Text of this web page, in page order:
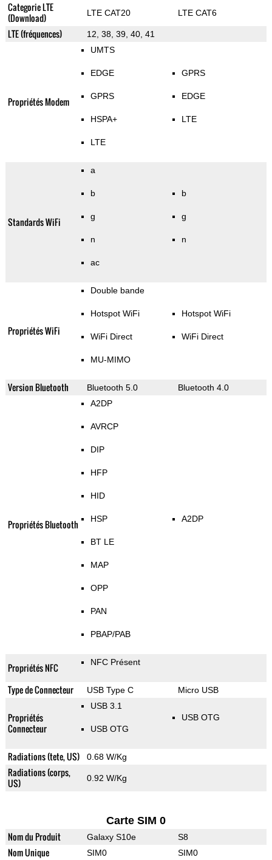
Categorie LTE
(Download)
LTE CAT20 LTE CAT6
LTE (fréquences) 12, 38, 39, 40, 41
Propriétés Modem
UMTS
EDGE
GPRS
HSPA+
LTE
GPRS
EDGE
LTE
Standards WiFi
a
b
g
n
ac
b
g
n
Propriétés WiFi
Double bande
Hotspot WiFi
WiFi Direct
MU-MIMO
Hotspot WiFi
WiFi Direct
Version Bluetooth Bluetooth 5.0 Bluetooth 4.0
Propriétés Bluetooth
A2DP
AVRCP
DIP
HFP
HID
HSP
BT LE
MAP
OPP
PAN
PBAP/PAB
A2DP
Propriétés NFC NFC Présent
Type de Connecteur USB Type C Micro USB
Propriétés
Connecteur
USB 3.1
USB OTG
USB OTG
Radiations (tete, US) 0.68 W/Kg
Radiations (corps,
US)
0.92 W/Kg
Carte SIM 0
Nom du Produit Galaxy S10e S8
Nom Unique SIM0 SIM0